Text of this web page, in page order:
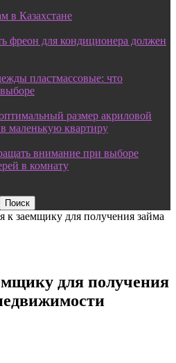
в Казахстане
фреон для кондиционера должен
пластмассовые: что
размер акриловой
маленькую квартиру
внимание при выборе
в комнату
к заемщику для получения займа
для получения